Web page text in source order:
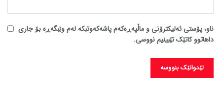
ناو، پۆستی ئەلیکترۆنی و ماڵپەڕەکەم پاشەکەوتبکە لەم وێبگەڕە بۆ جاری
داهاتوو کاتێک تێبینیم نووسی.